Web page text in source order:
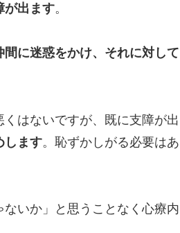
が出ます。
に迷惑をかけ、それに対して
はないですが、既に支障が出
します。恥ずかしがる必要はあ
いか」と思うことなく心療内